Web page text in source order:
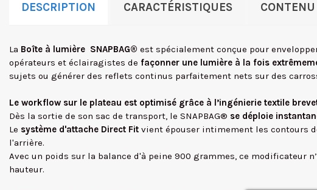
DESCRIPTION CARACTÉRISTIQUES
La Boîte à lumière SNAPBAG® est spécialement conçue pour
opérateurs et éclairagistes de façonner une lumière à la fois
sujets ou générer des reflets continus parfaitement nets sur des
Le workflow sur le plateau est optimisé grâce à l’ingénierie textile
Dès la sortie de son sac de transport, le SNAPBAG® se déploie
Le système d'attache Direct Fit vient épouser intimement les contours
l'arrière.
Avec un poids sur la balance d'à peine 900 grammes, ce modificateur
hauteur.